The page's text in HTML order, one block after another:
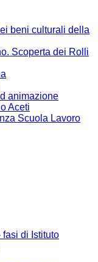
beni culturali della
Scoperta dei Rolli
animazione
Aceti
Scuola Lavoro
di Istituto